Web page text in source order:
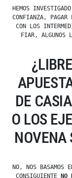
HEMOS
CONFIANZA, PAGAR
CON LOS
FIAR, ALGUNOS
DE
O LOS
NOVENA
NO, NOS BASAMOS
CONSIGUIENTE
NO